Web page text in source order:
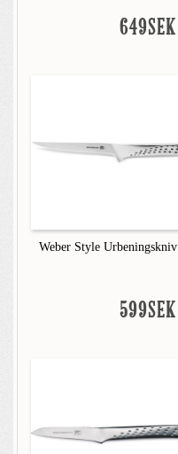
649SEK
Weber Style Urbeningskniv
599SEK